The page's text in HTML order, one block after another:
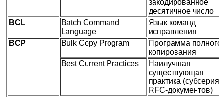
закодированное
десятичное число
BCL
Batch Command
Language
Язык команд
исправления
BCP
Bulk Copy Program
Программа
копирования
Best Current Practices
Наилучшая
существующая
практика (субсерия
RFC-документов)